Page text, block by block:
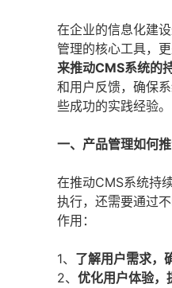
在企业的信息化建
管理的核心工具，
来推动CMS系统的
和用户反馈，确保
些成功的实践经验。
一、产品管理如何
在推动CMS系统持
执行，还需要通过
作用：
1、 了解用户需求，
2、 优化用户体验，